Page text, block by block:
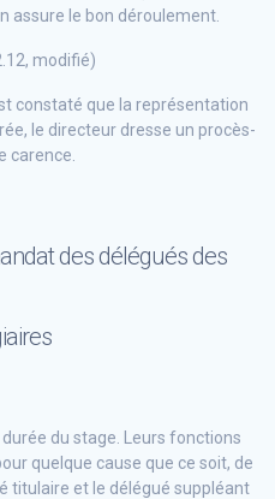
assure le bon déroulement.
modifié)
constaté que la représentation
le directeur dresse un procès-
carence.
des délégués des
du stage. Leurs fonctions
quelque cause que ce soit, de
titulaire et le délégué suppléant